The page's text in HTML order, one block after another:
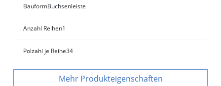
BauformBuchsenleiste
Anzahl Reihen1
Polzahl je Reihe34
Produkteigenschaften